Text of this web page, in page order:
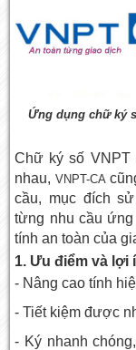
Ứng dụng chữ ký
Chữ ký số VNPT
nhau, VNPT-CA
cầu, mục đích
từng nhu cầu
tính an toàn của
1. Ưu điểm và lợi
- Nâng cao tính
- Tiết kiệm được
- Ký nhanh